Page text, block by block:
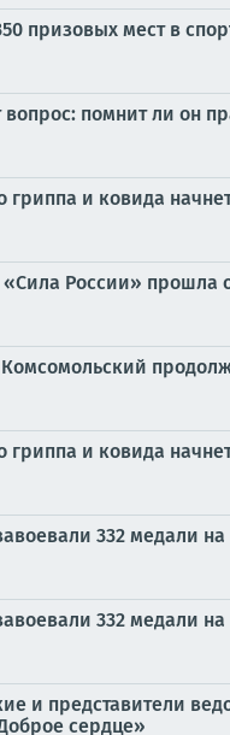
призовых мест в
помнит ли он
гриппа и ковида
России» прошла
Комсомольский
гриппа и ковида
332 медали
332 медали
и представители
сердце»